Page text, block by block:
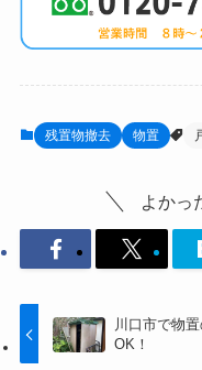
残置物撤去 物置
よかっ
川口市で物
OK！